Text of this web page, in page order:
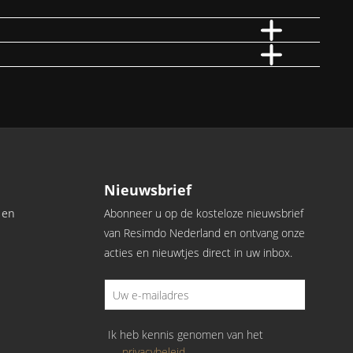
Magneetvinyl-junior. Hierbij heeft u keuze uit hout, steen en
te ervaren. Nieuwsbrief
Abonneer u op de kosteloze nieuwsbrief
van Resimdo Nederland en ontvang onze
acties en nieuwtjes direct in uw inbox.
Ik heb kennis genomen van het